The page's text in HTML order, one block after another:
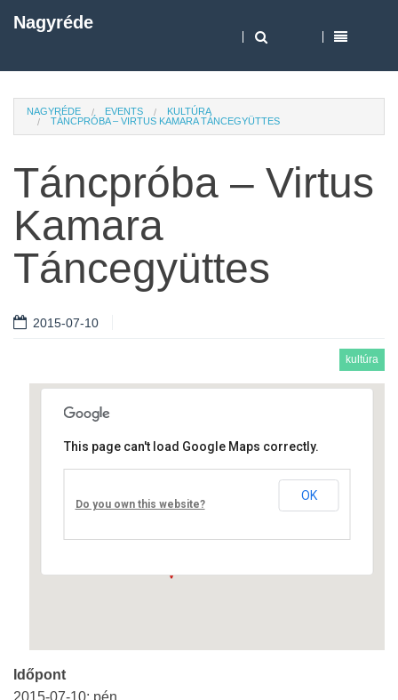
Nagyréde
NAGYRÉDE EVENTS
KULTÚRA
TÁNCPRÓBA – VIRTUS KAMARA TÁNCEGYÜTTES
Táncpróba – Virtus
Kamara
Táncegyüttes
2015-07-10
kultúra
Művelődési ház
Fő út 8 - Nagyréde
This page can't load Google Maps correctly.
Do you own this website?
OK
Időpont
2015-07-10; pén